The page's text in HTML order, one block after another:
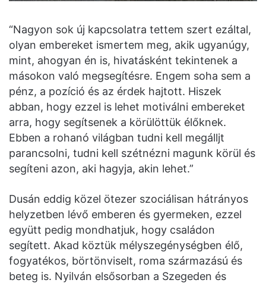
“Nagyon sok új kapcsolatra tettem szert ezáltal,
olyan embereket ismertem meg, akik ugyanúgy,
mint, ahogyan én is, hivatásként tekintenek a
másokon való megsegítésre. Engem soha sem a
pénz, a pozíció és az érdek hajtott. Hiszek
abban, hogy ezzel is lehet motiválni embereket
arra, hogy segítsenek a körülöttük élőknek.
Ebben a rohanó világban tudni kell megálljt
parancsolni, tudni kell szétnézni magunk körül és
segíteni azon, aki hagyja, akin lehet.”
Dusán eddig közel ötezer szociálisan hátrányos
helyzetben lévő emberen és gyermeken, ezzel
együtt pedig mondhatjuk, hogy családon
segített. Akad köztük mélyszegénységben élő,
fogyatékos, börtönviselt, roma származású és
beteg is. Nyilván elsősorban a Szegeden és